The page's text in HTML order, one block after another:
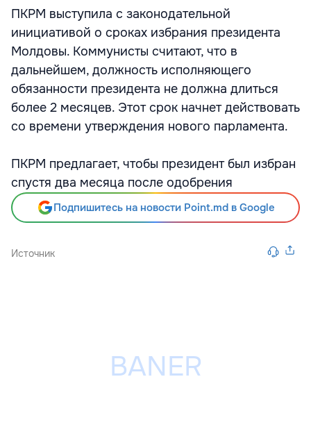
ПКРМ выступила с законодательной
инициативой о сроках избрания президента
Молдовы. Коммунисты считают, что в
дальнейшем, должность исполняющего
обязанности президента не должна длиться
более 2 месяцев. Этот срок начнет действовать
со времени утверждения нового парламента.
ПКРМ предлагает, чтобы президент был избран
спустя два месяца после одобрения
Подпишитесь на новости Point.md в Google
Источник